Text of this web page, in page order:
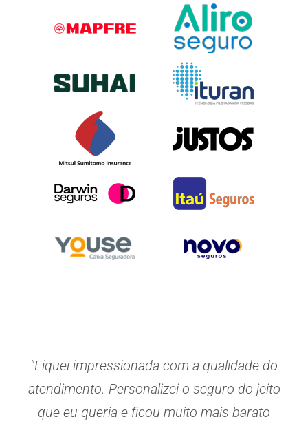
"Fiquei impressionada com a qualidade do
atendimento. Personalizei o seguro do jeito
que eu queria e ficou muito mais barato